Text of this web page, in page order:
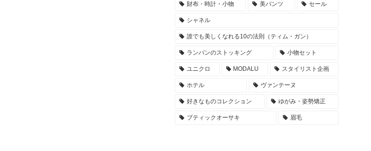
財布・時計・小物 美パンツ セール
シャネル
誰でも美しくなれる10の法則（ティム・ガン）
ランバンのストッキング 小物セット
ユニクロ MODALU スタイリスト企画
ホテル ヴァンテーヌ
好きなものコレクション ゆがみ・姿勢矯正
ブティックオーサキ 眉毛